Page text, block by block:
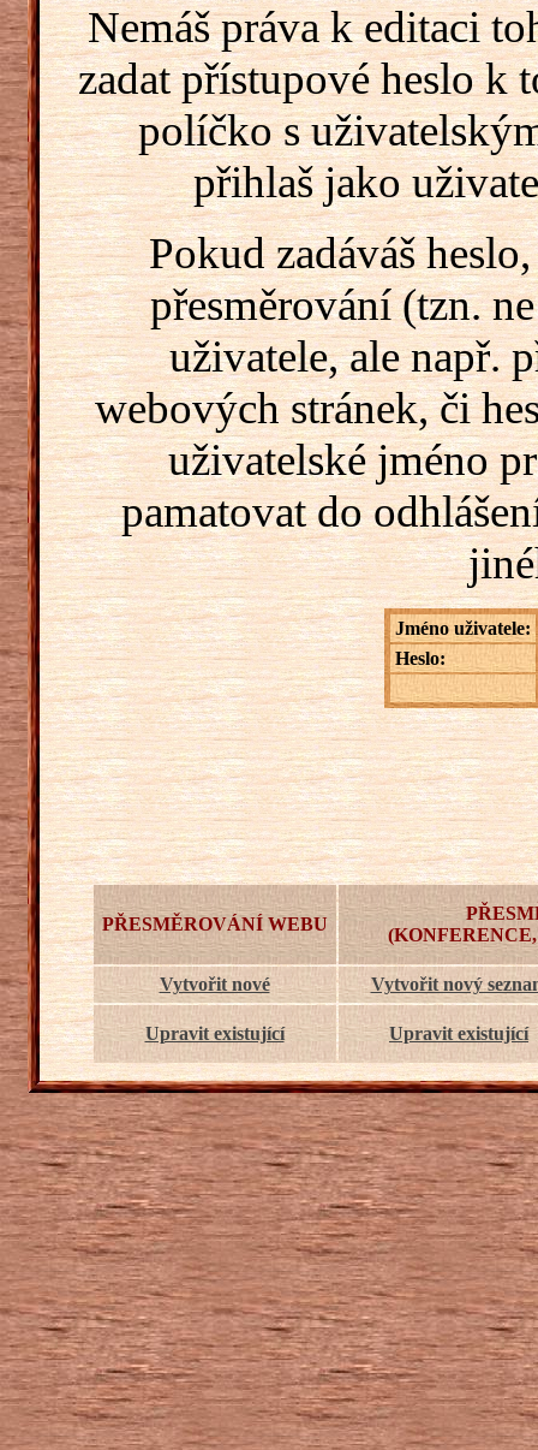
Nemáš práva k editaci
zadat přístupové heslo k
políčko s
přihlaš jako
Pokud zadáváš
přesměrování (tzn.
uživatele, ale např.
webových stránek, či
uživatelské jméno
pamatovat do
Jméno uživatele:
Heslo:
PŘESMĚROVÁNÍ WEBU
Vytvořit nové Vytvořit nový
Upravit existující Upravit existující